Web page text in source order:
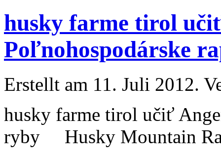
husky farme tirol
Poľnohospodárske
Erstellt am 11. Juli 2012.
husky farme tirol učiť
ryby Husky Mountain